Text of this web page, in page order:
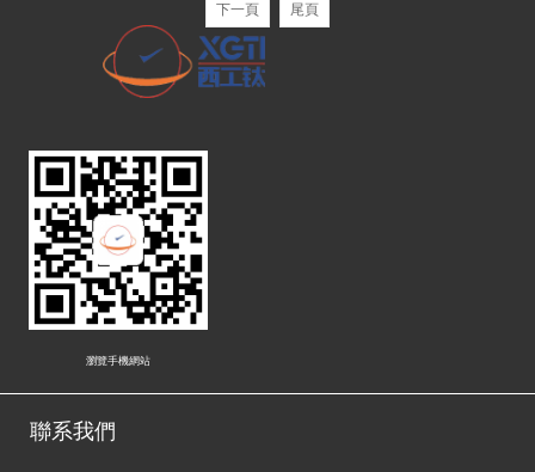
下一頁 尾頁
瀏覽手機網站
聯系我們